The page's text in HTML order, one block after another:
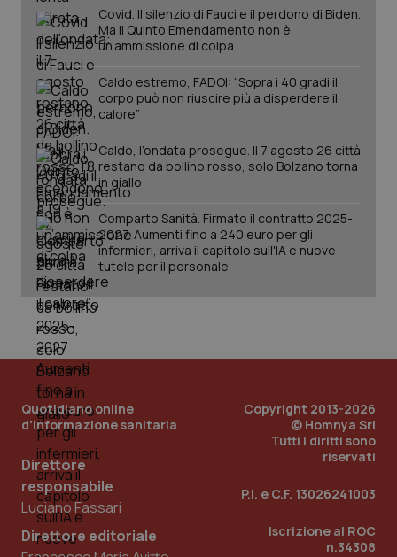
Covid. Il silenzio di Fauci e il perdono di Biden.
Ma il Quinto Emendamento non è
un’ammissione di colpa
Caldo estremo, FADOI: “Sopra i 40 gradi il
corpo può non riuscire più a disperdere il
calore”
Caldo, l’ondata prosegue. Il 7 agosto 26 città
restano da bollino rosso, solo Bolzano torna
in giallo
Comparto Sanità. Firmato il contratto 2025-
2027. Aumenti fino a 240 euro per gli
infermieri, arriva il capitolo sull'IA e nuove
tutele per il personale
Quotidiano online
d'informazione sanitaria
Direttore
responsabile
Luciano Fassari
Direttore editoriale
Copyright 2013-2026
© Homnya Srl
Tutti i diritti sono
riservati
P.I. e C.F. 13026241003
Iscrizione al ROC
n.34308
PHPSESSID